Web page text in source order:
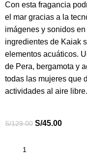
Con esta fragancia
el mar gracias a la
imágenes y sonidos
ingredientes de Kaiak
elementos acuáticos.
de Pera, bergamota y
todas las mujeres que
actividades al aire libre.
S/129.00 S/45.00